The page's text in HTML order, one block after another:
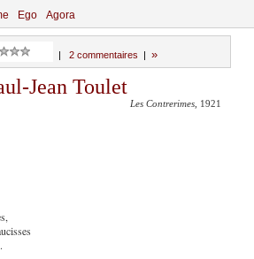
Ego Agora
2 commentaires »
Jean Toulet
Les Contrerimes , 1921